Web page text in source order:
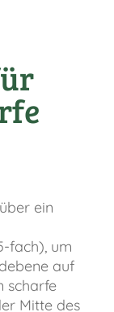
ein
fach), um
auf
scharfe
Mitte des